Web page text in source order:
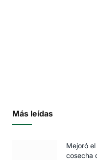
Más leídas
Mejoró
cosecha